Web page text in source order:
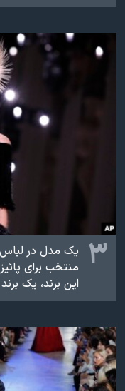
۳
یک مدل در
این برند، یک